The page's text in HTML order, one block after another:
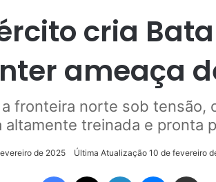
cria
ameaça
fronteira norte sob tensão,
altamente treinada e pronta
de 2025 Última Atualização 10 de fevereiro
Facebook Linkedin Messenger